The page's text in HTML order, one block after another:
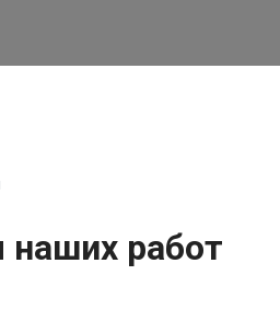
работ